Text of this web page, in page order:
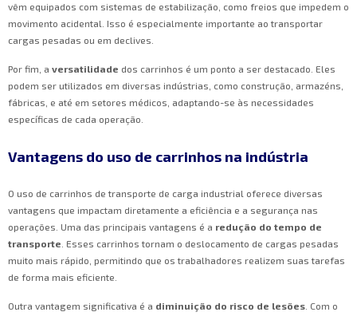
vêm equipados com sistemas de estabilização, como freios que impedem o
movimento acidental. Isso é especialmente importante ao transportar
cargas pesadas ou em declives.
Por fim, a versatilidade dos carrinhos é um ponto a ser destacado. Eles
podem ser utilizados em diversas indústrias, como construção, armazéns,
fábricas, e até em setores médicos, adaptando-se às necessidades
específicas de cada operação.
Vantagens do uso de carrinhos na indústria
O uso de carrinhos de transporte de carga industrial oferece diversas
vantagens que impactam diretamente a eficiência e a segurança nas
operações. Uma das principais vantagens é a redução do tempo de
transporte . Esses carrinhos tornam o deslocamento de cargas pesadas
muito mais rápido, permitindo que os trabalhadores realizem suas tarefas
de forma mais eficiente.
Outra vantagem significativa é a diminuição do risco de lesões . Com o